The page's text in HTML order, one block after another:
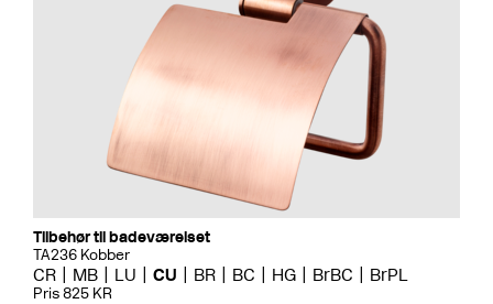
Tilbehør til badeværelset
TA236 Kobber
CR MB LU CU BR BC HG BrBC BrPL
Pris 825 KR